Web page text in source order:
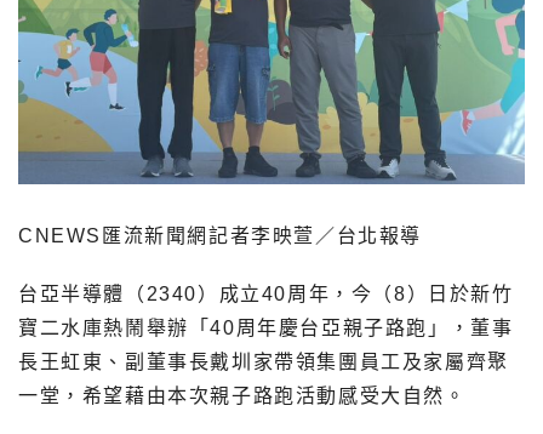
CNEWS匯流新聞網記者李映萱／台北報導
台亞半導體（2340）成立40周年，今（8）日於新竹
寶二水庫熱鬧舉辦「40周年慶台亞親子路跑」，董事
長王虹東、副董事長戴圳家帶領集團員工及家屬齊聚
一堂，希望藉由本次親子路跑活動感受大自然。